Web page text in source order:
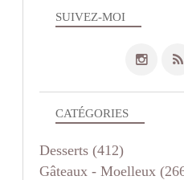
SUIVEZ-MOI
CATÉGORIES
Desserts (412)
Gâteaux - Moelleux